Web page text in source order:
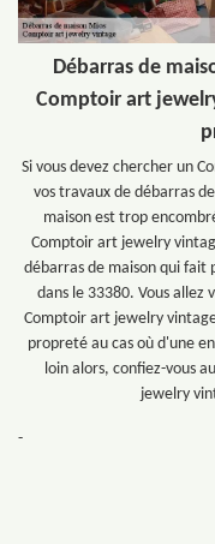
Débarras de
Comptoir art
Si vous devez chercher un
vos travaux de débarras
maison est trop
Comptoir art jewelry
débarras de maison qui fait
dans le 33380. Vous
Comptoir art jewelry
propreté au cas où d'une
loin alors, confiez-vous
jewelry
-